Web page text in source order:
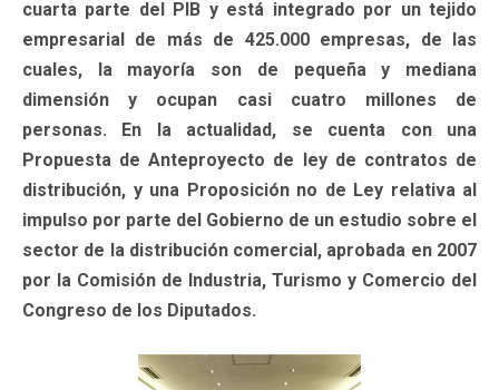
cuarta parte del PIB y está integrado por un tejido
empresarial de más de 425.000 empresas, de las
cuales, la mayoría son de pequeña y mediana
dimensión y ocupan casi cuatro millones de
personas. En la actualidad, se cuenta con una
Propuesta de Anteproyecto de ley de contratos de
distribución, y una Proposición no de Ley relativa al
impulso por parte del Gobierno de un estudio sobre el
sector de la distribución comercial, aprobada en 2007
por la Comisión de Industria, Turismo y Comercio del
Congreso de los Diputados.